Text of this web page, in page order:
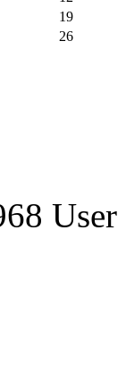
19
26